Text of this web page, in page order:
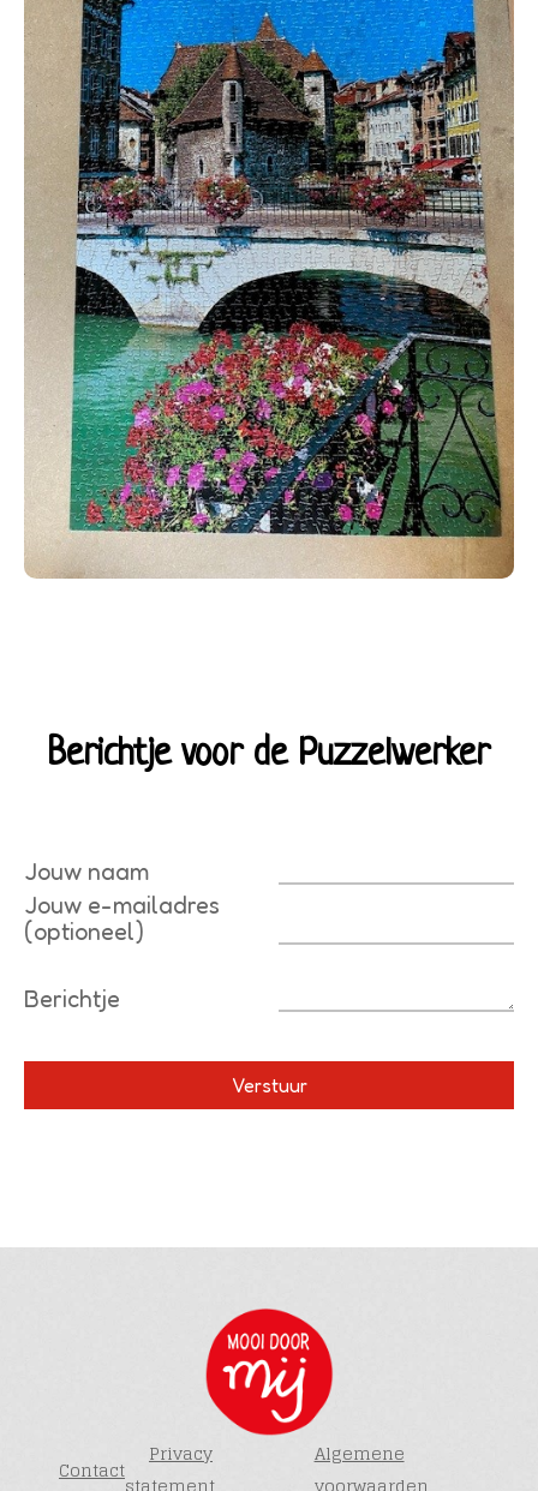
Berichtje voor de Puzzelwerker
Jouw naam
Jouw e-mailadres
(optioneel)
Berichtje
Contact
Privacy
Algemene